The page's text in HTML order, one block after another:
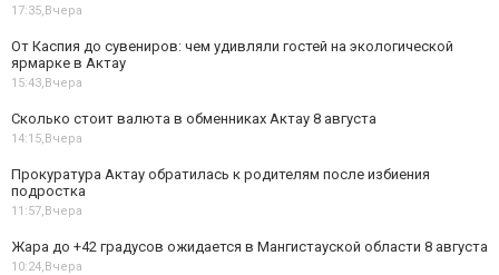
17:35,Вчера
От Каспия до сувениров: чем удивляли гостей на экологической
ярмарке в Актау
15:43,Вчера
Сколько стоит валюта в обменниках Актау 8 августа
14:15,Вчера
Прокуратура Актау обратилась к родителям после избиения
подростка
11:57,Вчера
Жара до +42 градусов ожидается в Мангистауской области 8 августа
10:24,Вчера